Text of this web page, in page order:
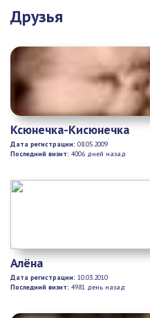
Друзья
Ксюнечка-Кисюнечка
Дата регистрации: 08.05.2009
Последний визит: 4006 дней назад
Алёна
Дата регистрации: 10.03.2010
Последний визит: 4981 день назад